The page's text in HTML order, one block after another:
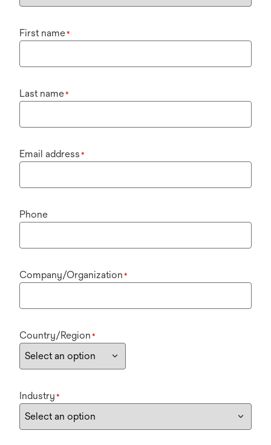
First name*
Last name*
Email address *
Phone
Company/Organization *
Country/Region *
Industry *